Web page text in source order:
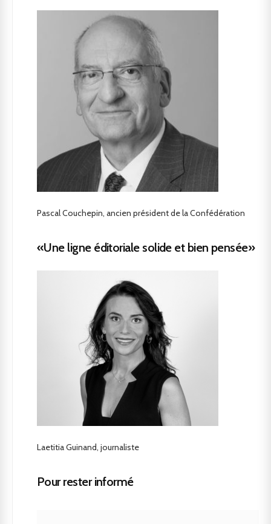
Pascal Couchepin, ancien président de la Confédération
«Une ligne éditoriale solide et bien pensée»
Laetitia Guinand, journaliste
Pour rester informé